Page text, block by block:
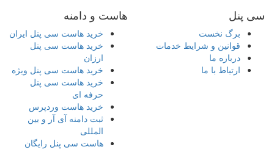
سی پنل
برگ نخست
قوانین و شرایط خدمات
درباره ما
ارتباط با ما
هاست و دامنه
خرید هاست سی پنل ایران
خرید هاست سی پنل
ارزان
خرید هاست سی پنل ویژه
خرید هاست سی پنل
حرفه ای
خرید هاست وردپرس
ثبت دامنه آی آر و بین
المللی
هاست سی پنل رایگان